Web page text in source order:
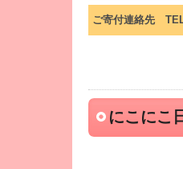
ご寄付連絡先
にこにこ